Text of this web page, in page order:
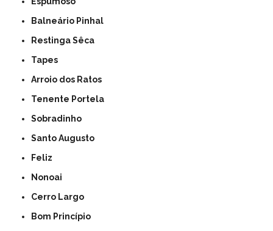
Balneário Pinhal
Restinga Sêca
Tapes
Arroio dos Ratos
Tenente Portela
Sobradinho
Santo Augusto
Feliz
Nonoai
Cerro Largo
Bom Princípio